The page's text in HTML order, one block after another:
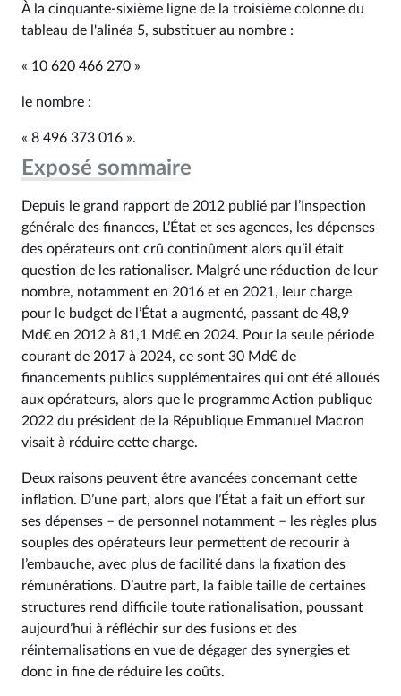
À la cinquante-sixième ligne de la troisième colonne du
tableau de l'alinéa 5, substituer au nombre :
« 10 620 466 270 »
le nombre :
« 8 496 373 016 ».
Exposé sommaire
Depuis le grand rapport de 2012 publié par l’Inspection
générale des finances, L’État et ses agences, les dépenses
des opérateurs ont crû continûment alors qu’il était
question de les rationaliser. Malgré une réduction de leur
nombre, notamment en 2016 et en 2021, leur charge
pour le budget de l’État a augmenté, passant de 48,9
Md€ en 2012 à 81,1 Md€ en 2024. Pour la seule période
courant de 2017 à 2024, ce sont 30 Md€ de
financements publics supplémentaires qui ont été alloués
aux opérateurs, alors que le programme Action publique
2022 du président de la République Emmanuel Macron
visait à réduire cette charge.
Deux raisons peuvent être avancées concernant cette
inflation. D’une part, alors que l’État a fait un effort sur
ses dépenses – de personnel notamment – les règles plus
souples des opérateurs leur permettent de recourir à
l’embauche, avec plus de facilité dans la fixation des
rémunérations. D’autre part, la faible taille de certaines
structures rend difficile toute rationalisation, poussant
aujourd’hui à réfléchir sur des fusions et des
réinternalisations en vue de dégager des synergies et
donc in fine de réduire les coûts.